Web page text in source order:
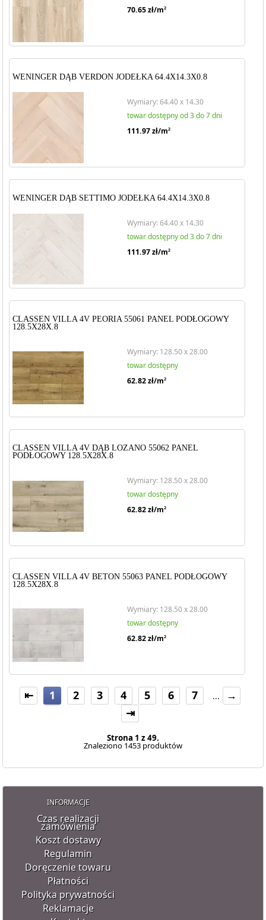
70.65zł/m2
WENINGER DĄB VERDON JODEŁKA 64.4X14.3X0.8
Wymiary: 64.40 x 14.30
towar dostępny od 3 do 7 dni
111.97zł/m2
WENINGER DĄB SETTIMO JODEŁKA 64.4X14.3X0.8
Wymiary: 64.40 x 14.30
towar dostępny od 3 do 7 dni
111.97zł/m2
CLASSEN VILLA 4V PEORIA 55061 PANEL PODŁOGOWY
128.5X28X.8
Wymiary: 128.50 x 28.00
towar dostępny
62.82zł/m2
CLASSEN VILLA 4V DĄB LOZANO 55062 PANEL
PODŁOGOWY 128.5X28X.8
Wymiary: 128.50 x 28.00
towar dostępny
62.82zł/m2
CLASSEN VILLA 4V BETON 55063 PANEL PODŁOGOWY
128.5X28X.8
Wymiary: 128.50 x 28.00
towar dostępny
62.82zł/m2
⇤ 1 2 3 4 5 6 7 ...
→
⇥
Strona 1 z 49.
Znaleziono 1453 produktów
INFORMACJE
Czas realizacji
zamówienia
Koszt dostawy
Regulamin
Doręczenie towaru
Płatności
Polityka prywatności
Reklamacje